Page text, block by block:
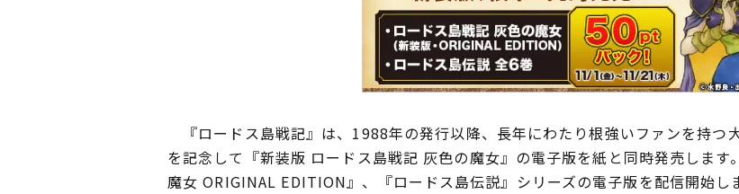
『ロードス島戦記』は、1988年の発行以降、長年にわたり根強いファンを持つ
を記念して『新装版 ロードス島戦記 灰色の魔女』の電子版を紙と同時発売しま
魔女 ORIGINAL EDITION』、『ロードス島伝説』シリーズの電子版を配信開始